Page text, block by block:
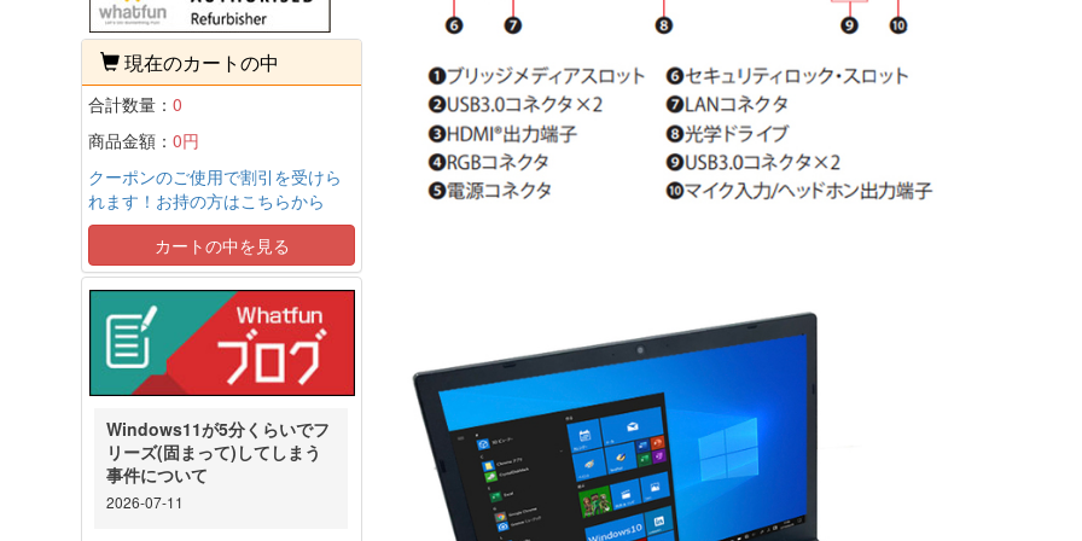
現在のカートの中
合計数量： 0
商品金額： 0円
クーポンのご使用で割引を受けら
れます！お持の方はこちらから
カートの中を見る
Windows11が5分くらいでフ
リーズ(固まって)してしまう
事件について
2026-07-11